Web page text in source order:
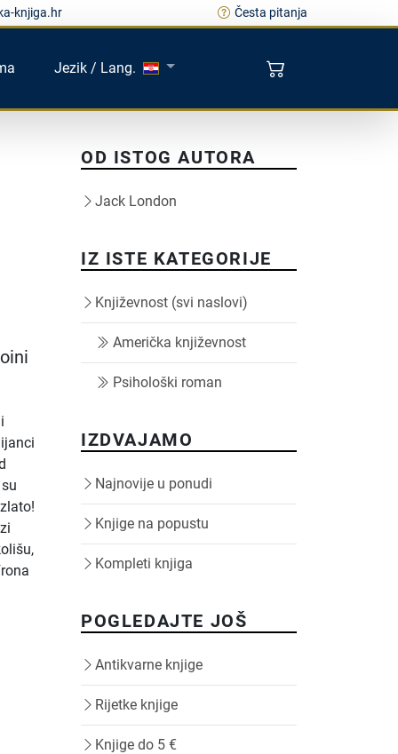
knjiga.hr Česta pitanja
Jezik / Lang.
OD ISTOG AUTORA
Jack London
IZ ISTE KATEGORIJE
Književnost (svi naslovi)
Američka književnost
Psihološki roman
IZDVAJAMO
Najnovije u ponudi
Knjige na popustu
Kompleti knjiga
POGLEDAJTE JOŠ
Antikvarne knjige
Rijetke knjige
Knjige do 5 €